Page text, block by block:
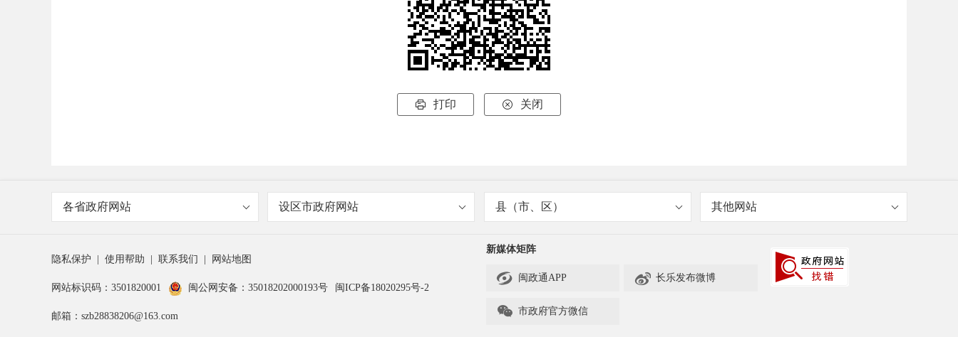
 打印  关闭
各省政府网站 设区市政府网站 县（市、区） 其他网站
隐私保护 使用帮助 联系我们 网站地图
网站标识码：3501820001 闽公网安备：35018202000193号 闽ICP备18020295号-2
邮箱：szb28838206@163.com
新媒体矩阵
 闽政通APP  长乐发布微博
 市政府官方微信